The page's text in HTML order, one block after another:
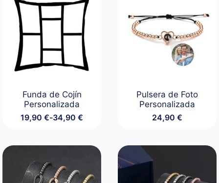
Funda de Cojín
Personalizada
19,90€-34,90€
Rango
hasta
34,90 €
Pulsera de Foto
Personalizada
24,90 €